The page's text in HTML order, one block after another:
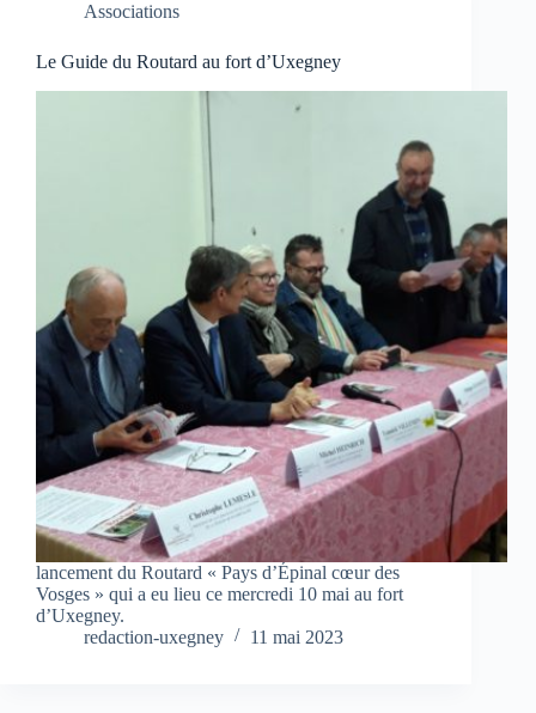
Associations
Le Guide du Routard au fort d’Uxegney
lancement du Routard « Pays d’Épinal cœur des
Vosges » qui a eu lieu ce mercredi 10 mai au fort
d’Uxegney.
redaction-uxegney
11 mai 2023